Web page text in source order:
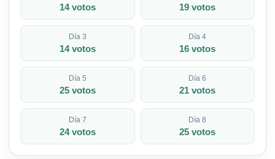
14 votos 19 votos
Día 3
14 votos
Día 4
16 votos
Día 5
25 votos
Día 6
21 votos
Día 7
24 votos
Día 8
25 votos